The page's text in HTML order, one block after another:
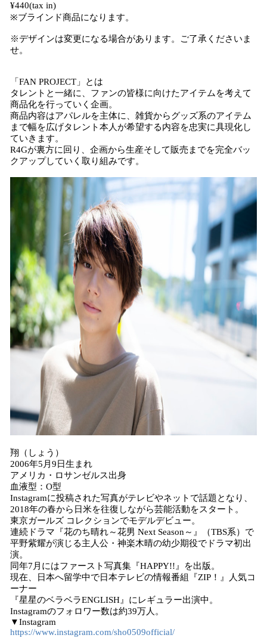
¥440(tax in)
※ブラインド商品になります。
※デザインは変更になる場合があります。ご了承くださいま
せ。
「FAN PROJECT」とは
タレントと一緒に、ファンの皆様に向けたアイテムを考えて
商品化を行っていく企画。
商品内容はアパレルを主体に、雑貨からグッズ系のアイテム
まで幅を広げタレント本人が希望する内容を忠実に具現化し
ていきます。
R4Gが裏方に回り、企画から生産そして販売までを完全バッ
クアップしていく取り組みです。
翔（しょう）
2006年5月9日生まれ
アメリカ・ロサンゼルス出身
血液型：O型
Instagramに投稿された写真がテレビやネットで話題となり、
2018年の春から日米を往復しながら芸能活動をスタート。
東京ガールズ コレクションでモデルデビュー。
連続ドラマ『花のち晴れ～花男 Next Season～』（TBS系）で
平野紫耀が演じる主人公・神楽木晴の幼少期役でドラマ初出
演。
同年7月にはファースト写真集『HAPPY!!』を出版。
現在、日本へ留学中で日本テレビの情報番組『ZIP！』人気コ
ーナー
『星星のベラベラENGLISH』にレギュラー出演中。
Instagramのフォロワー数は約39万人。
▼Instagram
https://www.instagram.com/sho0509official/